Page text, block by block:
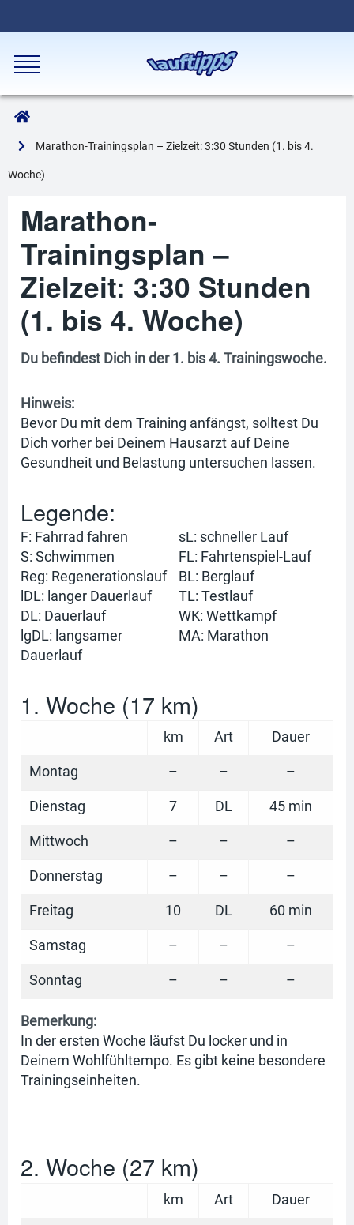
Marathon-Trainingsplan – Zielzeit: 3:30 Stunden (1. bis 4.
Woche)
Marathon-
Trainingsplan –
Zielzeit: 3:30 Stunden
(1. bis 4. Woche)
Du befindest Dich in der 1. bis 4. Trainingswoche.
Hinweis:
Bevor Du mit dem Training anfängst, solltest Du
Dich vorher bei Deinem Hausarzt auf Deine
Gesundheit und Belastung untersuchen lassen.
Legende:
F: Fahrrad fahren
S: Schwimmen
Reg: Regenerationslauf
lDL: langer Dauerlauf
DL: Dauerlauf
lgDL: langsamer
Dauerlauf
sL: schneller Lauf
FL: Fahrtenspiel-Lauf
BL: Berglauf
TL: Testlauf
WK: Wettkampf
MA: Marathon
1. Woche (17 km)
km Art Dauer
Montag – – –
Dienstag 7 DL 45 min
Mittwoch – – –
Donnerstag – – –
Freitag 10 DL 60 min
Samstag – – –
Sonntag – – –
Bemerkung:
In der ersten Woche läufst Du locker und in
Deinem Wohlfühltempo. Es gibt keine besondere
Trainingseinheiten.
2. Woche (27 km)
km Art Dauer